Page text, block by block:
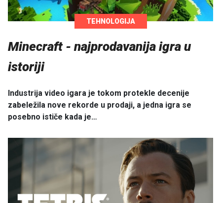
TEHNOLOGIJA
Minecraft - najprodavanija igra u
istoriji
Industrija video igara je tokom protekle decenije
zabeležila nove rekorde u prodaji, a jedna igra se
posebno ističe kada je…